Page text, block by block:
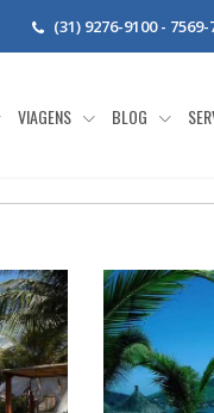
(31) 9276-9100 - 7569-
VIAGENS BLOG